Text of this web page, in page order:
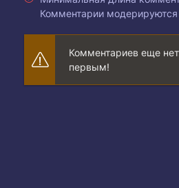
Комментарии модерируются
Комментариев еще
первым!